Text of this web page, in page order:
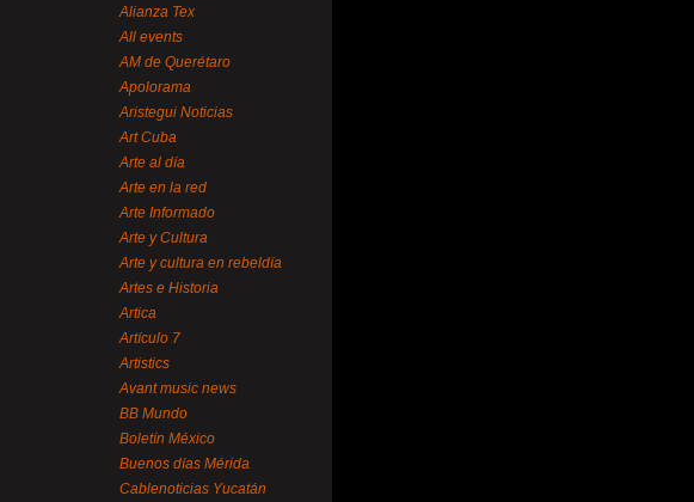
Alianza Tex
All events
AM de Querétaro
Apolorama
Aristegui Noticias
Art Cuba
Arte al día
Arte en la red
Arte Informado
Arte y Cultura
Arte y cultura en rebeldía
Artes e Historia
Artica
Artículo 7
Artistics
Avant music news
BB Mundo
Boletín México
Buenos días Mérida
Cablenoticias Yucatán